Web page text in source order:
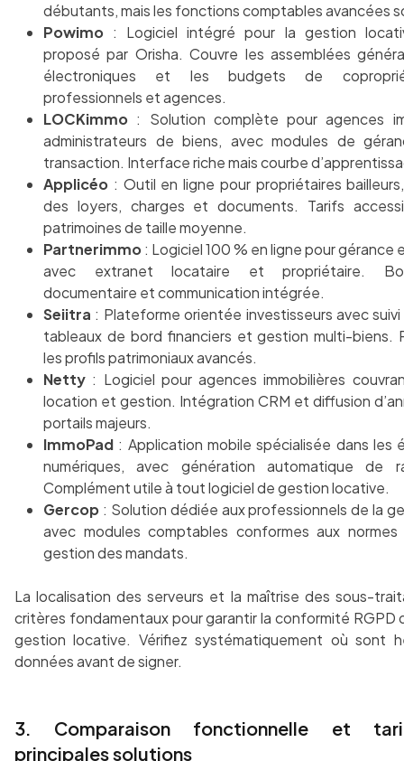
débutants, mais les fonctions comptables avancées
Powimo : Logiciel intégré pour la gestion
proposé par Orisha. Couvre les assemblées
électroniques et les budgets de
professionnels et agences.
LOCKimmo : Solution complète pour agences
administrateurs de biens, avec modules de
transaction. Interface riche mais courbe
Applicéo : Outil en ligne pour propriétaires
des loyers, charges et documents. Tarifs
patrimoines de taille moyenne.
Partnerimmo: Logiciel 100 % en ligne pour
avec extranet locataire et propriétaire.
documentaire et communication intégrée.
Seiitra : Plateforme orientée investisseurs avec
tableaux de bord financiers et gestion multi-biens.
les profils patrimoniaux avancés.
Netty : Logiciel pour agences immobilières
location et gestion. Intégration CRM et diffusion
portails majeurs.
ImmoPad : Application mobile spécialisée dans les
numériques, avec génération automatique de
Complément utile à tout logiciel de gestion locative.
Gercop : Solution dédiée aux professionnels de la
avec modules comptables conformes aux
gestion des mandats.
La localisation des serveurs et la maîtrise des sous-
critères fondamentaux pour garantir la conformité RGPD
gestion locative. Vérifiez systématiquement où sont
données avant de signer.
3. Comparaison fonctionnelle et
principales solutions